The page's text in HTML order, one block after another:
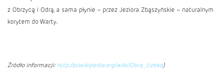
z Obrzycą i Odrą, a sama płynie – przez Jeziora Zbąszyńskie – naturalnym
korytem do Warty.
Źródło informacji: http://pl.wikipedia.org/wiki/Obra_(rzeka)